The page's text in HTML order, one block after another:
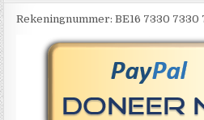
Rekeningnummer: BE16 7330 7330